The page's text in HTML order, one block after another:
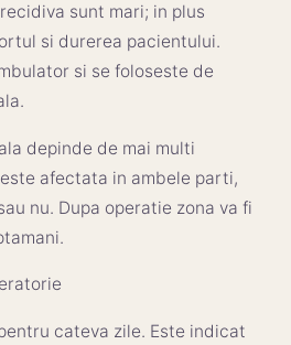
sunt mari; in plus
si durerea pacientului.
si se foloseste de
depinde de mai multi
afectata in ambele parti,
nu. Dupa operatie zona va fi
cateva zile. Este indicat